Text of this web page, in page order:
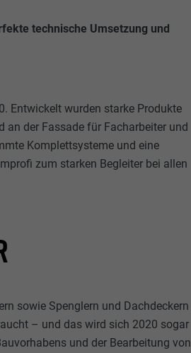
technische Umsetzung und
Entwickelt wurden starke Produkte
der Fassade für Facharbeiter und
Komplettsysteme und eine
zum starken Begleiter bei allen
sowie Spenglern und Dachdeckern
– und das wird sich 2020 sogar
und der Bearbeitung von